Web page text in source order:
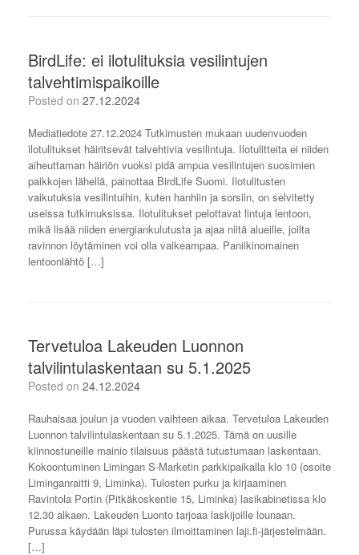
BirdLife: ei ilotulituksia vesilintujen
talvehtimispaikoille
Posted on 27.12.2024
Mediatiedote 27.12.2024 Tutkimusten mukaan uudenvuoden
ilotulitukset häiritsevät talvehtivia vesilintuja. Ilotulitteita ei niiden
aiheuttaman häiriön vuoksi pidä ampua vesilintujen suosimien
paikkojen lähellä, painottaa BirdLife Suomi. Ilotulitusten
vaikutuksia vesilintuihin, kuten hanhiin ja sorsiin, on selvitetty
useissa tutkimuksissa. Ilotulitukset pelottavat lintuja lentoon,
mikä lisää niiden energiankulutusta ja ajaa niitä alueille, joilta
ravinnon löytäminen voi olla vaikeampaa. Paniikinomainen
lentoonlähtö […]
Tervetuloa Lakeuden Luonnon
talvilintulaskentaan su 5.1.2025
Posted on 24.12.2024
Rauhaisaa joulun ja vuoden vaihteen aikaa. Tervetuloa Lakeuden
Luonnon talvilintulaskentaan su 5.1.2025. Tämä on uusille
kiinnostuneille mainio tilaisuus päästä tutustumaan laskentaan.
Kokoontuminen Limingan S-Marketin parkkipaikalla klo 10 (osoite
Liminganraitti 9, Liminka). Tulosten purku ja kirjaaminen
Ravintola Portin (Pitkäkoskentie 15, Liminka) lasikabinetissa klo
12.30 alkaen. Lakeuden Luonto tarjoaa laskijoille lounaan.
Purussa käydään läpi tulosten ilmoittaminen laji.fi-järjestelmään.
[…]